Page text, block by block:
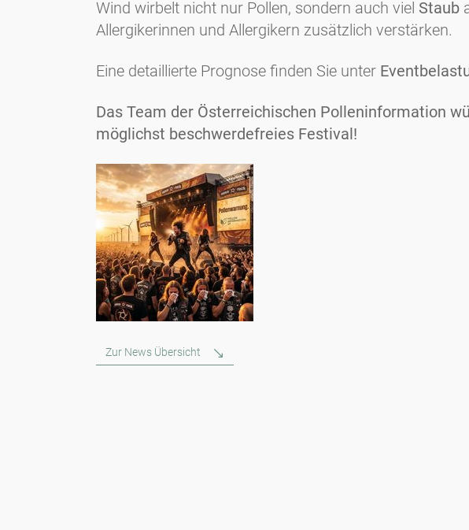
Wind wirbelt nicht nur Pollen, sondern auch viel Staub
Allergikerinnen und Allergikern zusätzlich verstärken.
Eine detaillierte Prognose finden Sie unter
Das Team der Österreichischen Polleninformation
möglichst beschwerdefreies Festival!
Zur News Übersicht